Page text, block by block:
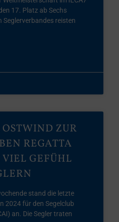
17. Platz ab Sechs
Seglerverbandes reisten
ZUR
REGATTA
VIEL GEFÜHL
stand die letzte
2024 für den Segelclub
an. Die Segler traten